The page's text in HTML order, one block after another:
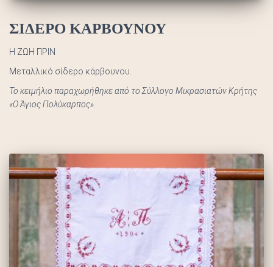
ΣΙΔΕΡΟ ΚΑΡΒΟΥΝΟΥ
Η ΖΩΗ ΠΡΙΝ
Μεταλλικό σίδερο κάρβουνου.
Το κειμήλιο παραχωρήθηκε από το Σύλλογο Μικρασιατών Κρήτης
«Ο Άγιος Πολύκαρπος».